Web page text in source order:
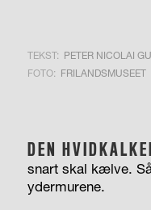
TEKST: PETER NICOLAI
FOTO: FRILANDSMUSEET
DEN
snart skal kælve.
ydermurene.